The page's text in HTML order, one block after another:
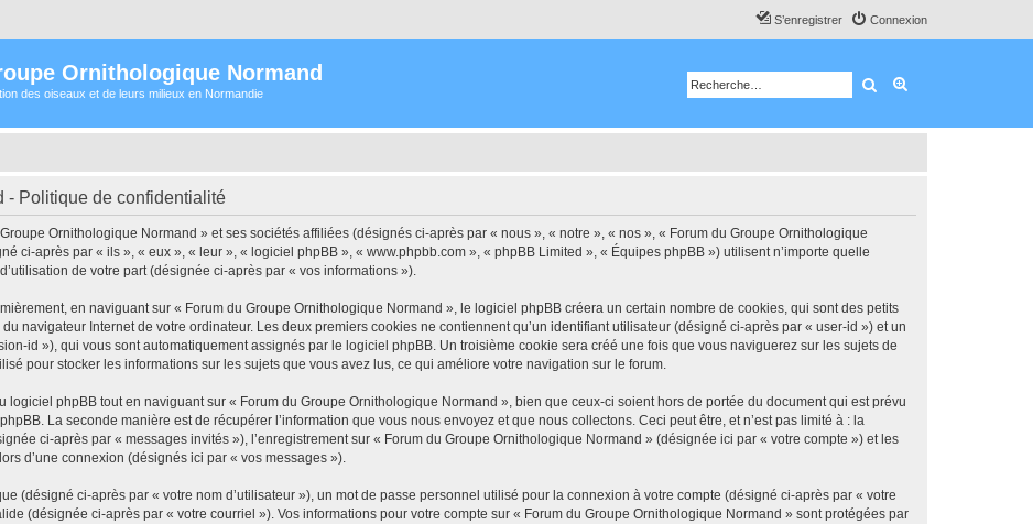
Connexion
S’enregistrer
Ornithologique Normand
des oiseaux et de leurs milieux en Normandie Rechercher
- Politique de confidentialité
Ornithologique Normand » et ses sociétés affiliées (désignés ci-après par « nous », « notre », « nos », « Forum du Groupe Ornithologique
ci-après par « ils », « eux », « leur », « logiciel phpBB », « www.phpbb.com », « phpBB Limited », « Équipes phpBB ») utilisent n’importe quelle
de votre part (désignée ci-après par « vos informations »).
en naviguant sur « Forum du Groupe Ornithologique Normand », le logiciel phpBB créera un certain nombre de cookies, qui sont des petits
navigateur Internet de votre ordinateur. Les deux premiers cookies ne contiennent qu’un identifiant utilisateur (désigné ci-après par « user-id ») et un
id »), qui vous sont automatiquement assignés par le logiciel phpBB. Un troisième cookie sera créé une fois que vous naviguerez sur les sujets de
pour stocker les informations sur les sujets que vous avez lus, ce qui améliore votre navigation sur le forum.
logiciel phpBB tout en naviguant sur « Forum du Groupe Ornithologique Normand », bien que ceux-ci soient hors de portée du document qui est prévu
La seconde manière est de récupérer l’information que vous nous envoyez et que nous collectons. Ceci peut être, et n’est pas limité à : la
ci-après par « messages invités »), l’enregistrement sur « Forum du Groupe Ornithologique Normand » (désignée ici par « votre compte ») et les
d’une connexion (désignés ici par « vos messages »).
(désigné ci-après par « votre nom d’utilisateur »), un mot de passe personnel utilisé pour la connexion à votre compte (désigné ci-après par « votre
(désignée ci-après par « votre courriel »). Vos informations pour votre compte sur « Forum du Groupe Ornithologique Normand » sont protégées par